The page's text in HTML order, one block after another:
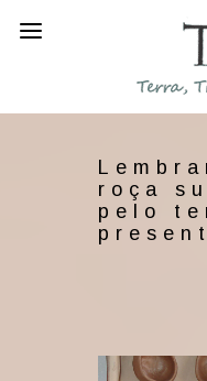
roça
pelo